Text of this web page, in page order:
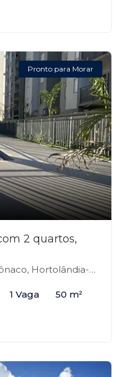
Pronto para Morar
2 quartos,
Hortolândia-SP
1 Vaga 50 m²